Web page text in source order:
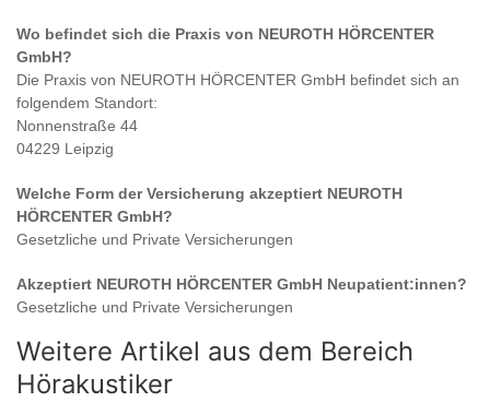
Wo befindet sich die Praxis von NEUROTH HÖRCENTER
GmbH?
Die Praxis von NEUROTH HÖRCENTER GmbH befindet sich an
folgendem Standort:
Nonnenstraße 44
04229 Leipzig
Welche Form der Versicherung akzeptiert NEUROTH
HÖRCENTER GmbH?
Gesetzliche und Private Versicherungen
Akzeptiert NEUROTH HÖRCENTER GmbH Neupatient:innen?
Gesetzliche und Private Versicherungen
Weitere Artikel aus dem Bereich
Hörakustiker